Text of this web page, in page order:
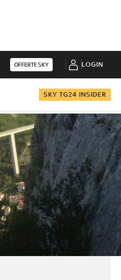
OFFERTE SKY LOGIN
SKY TG24 INSIDER